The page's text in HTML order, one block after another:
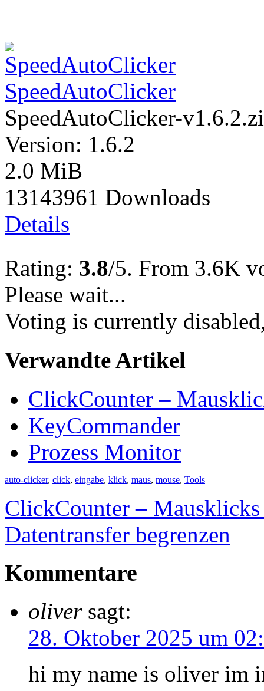
SpeedAutoClicker
SpeedAutoClicker-
Version: 1.6.2
2.0 MiB
13143961 Downloads
Details
Rating: 3.8/5. From 3.6K
Please wait...
Voting is currently
Verwandte Artikel
ClickCounter –
KeyCommander
Prozess Monitor
auto-clicker, click, eingabe, klick, maus, mouse, Tools
ClickCounter – Mausklicks
Datentransfer begrenzen
Kommentare
oliver sagt:
28. Oktober 2025 um
hi my name is oliver im